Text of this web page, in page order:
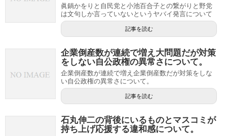
眞鍋かをりと自民党と小池百合子との繋がりと野党
は文句しか言っていないというヤバイ発言について
記事を読む
企業倒産数が連続で増え大問題だが対策
をしない自公政権の異常さについて。
企業倒産数が連続で増え企業倒産数だが対策をしな
い自公政権の異常さについて。
記事を読む
石丸伸二の背後にいるものとマスコミが
持ち上げ応援する違和感について。